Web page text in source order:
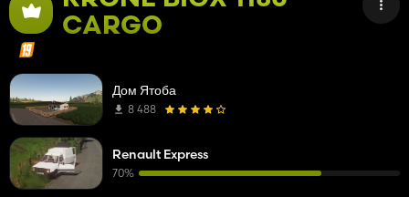
CARGO
Дом Ятоба
8 488
Renault Express
70%